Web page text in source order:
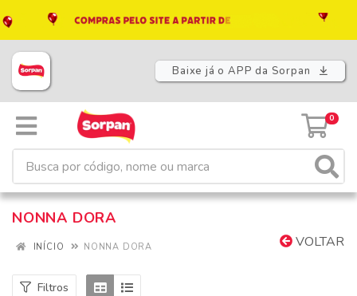
Baixe já o APP da Sorpan
0
NONNA DORA
VOLTAR
INÍCIO NONNA DORA
Filtros